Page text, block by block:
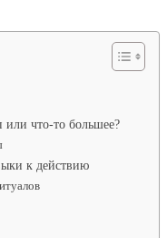
что-то большее?
к действию